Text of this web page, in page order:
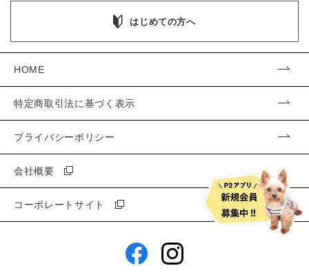
はじめての方へ
HOME
特定商取引法に基づく表示
プライバシーポリシー
会社概要
コーポレートサイト